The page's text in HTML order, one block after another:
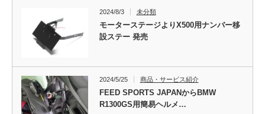
2024/8/3 未分類
モーターステージよりX500用ナンバー移
設ステー 発売
2024/5/25 商品・サービス紹介
FEED SPORTS JAPANからBMW
R1300GS用簡易ヘルメ…